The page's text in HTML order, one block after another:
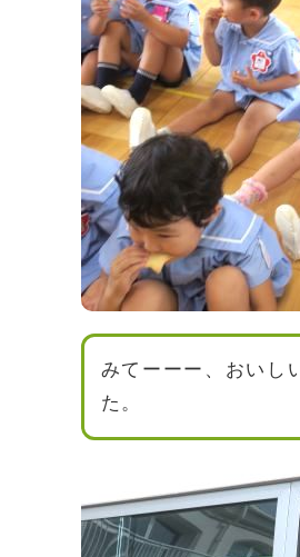
みてーーー、おいし
た。